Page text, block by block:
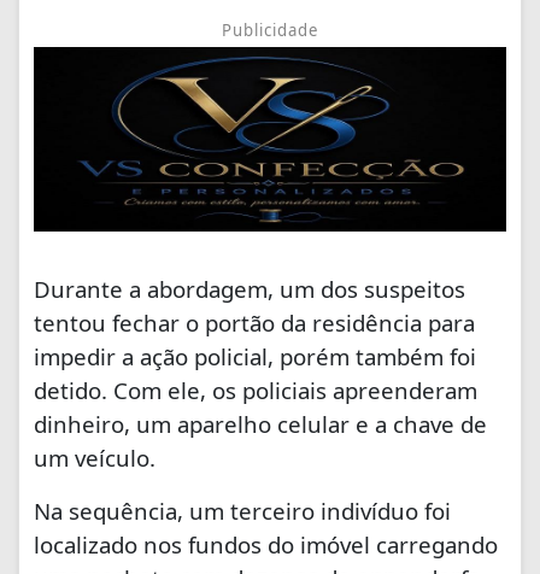
Publicidade
Durante a abordagem, um dos suspeitos
tentou fechar o portão da residência para
impedir a ação policial, porém também foi
detido. Com ele, os policiais apreenderam
dinheiro, um aparelho celular e a chave de
um veículo.
Na sequência, um terceiro indivíduo foi
localizado nos fundos do imóvel carregando